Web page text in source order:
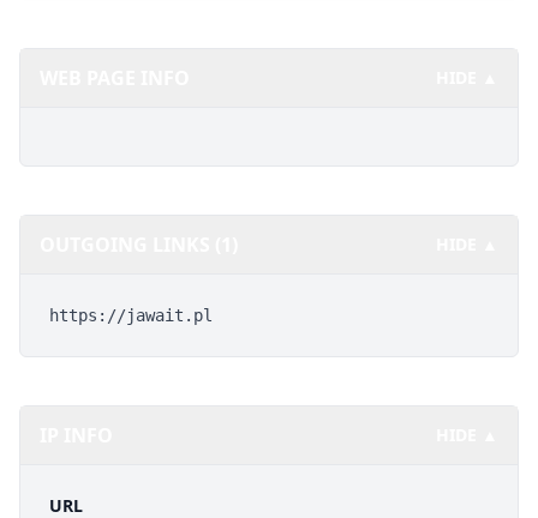
https://jawait.pl
URL